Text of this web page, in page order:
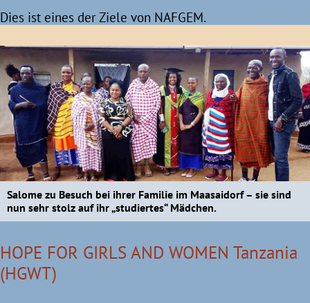
Dies ist eines der Ziele von NAFGEM.
Salome zu Besuch bei ihrer Familie im Maasaidorf – sie sind
nun sehr stolz auf ihr „studiertes“ Mädchen.
HOPE FOR GIRLS AND WOMEN Tanzania
(HGWT)